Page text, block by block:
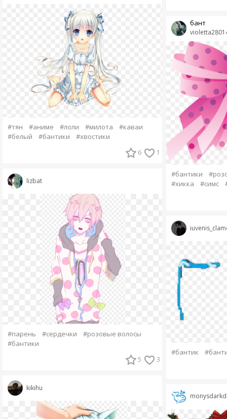
#тян #аниме #лоли #милота
#каваи
#белый
#бантики #хвостики
6 1
lizbat
#парень #сердечки
#розовые волосы
#бантики
5 3
kikihu
бант
#бантики
#хикка
#симс
#бантик